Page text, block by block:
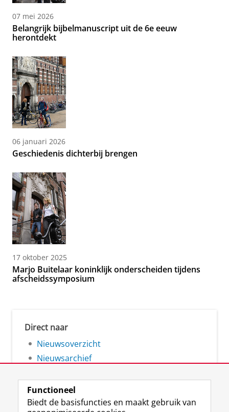
07 mei 2026
Belangrijk bijbelmanuscript uit de 6e eeuw
herontdekt
06 januari 2026
Geschiedenis dichterbij brengen
17 oktober 2025
Marjo Buitelaar koninklijk onderscheiden tijdens
afscheidssymposium
Direct naar
Nieuwsoverzicht
Nieuwsarchief
Functioneel
Biedt de basisfuncties en maakt gebruik van